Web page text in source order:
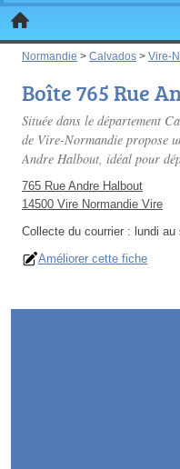
Normandie > Calvados > Vire-
Boîte 765 Rue
Située dans le département
de Vire-Normandie propose
Andre Halbout, idéal pour
765 Rue Andre Halbout
14500 Vire Normandie Vire
Collecte du courrier : lundi
Améliorer cette fiche